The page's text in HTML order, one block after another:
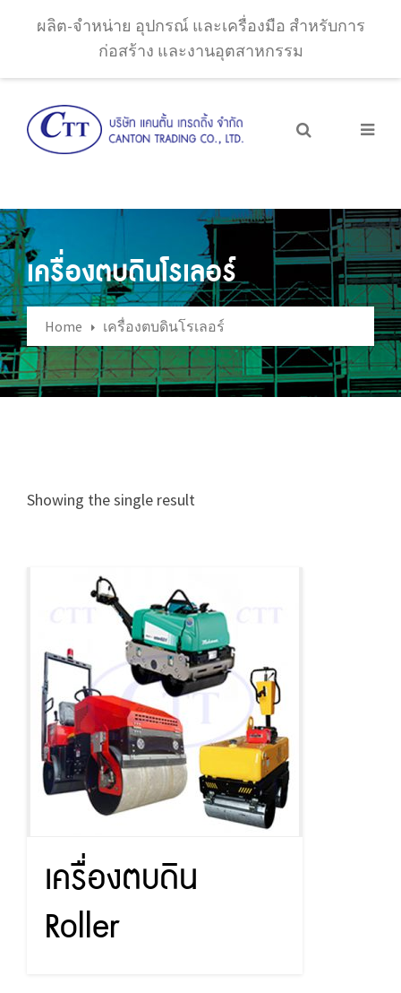
ผลิต-จำหน่าย อุปกรณ์ และเครื่องมือ สำหรับการ
ก่อสร้าง และงานอุตสาหกรรม
เครื่องตบดินโรเลอร์
Home เครื่องตบดินโรเลอร์
Showing the single result
เครื่องตบดิน
Roller